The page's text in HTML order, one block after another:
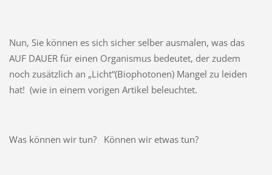
Nun, Sie können es sich sicher selber ausmalen, was das
AUF DAUER für einen Organismus bedeutet, der zudem
noch zusätzlich an „Licht“(Biophotonen) Mangel zu leiden
hat! (wie in einem vorigen Artikel beleuchtet.
Was können wir tun? Können wir etwas tun?